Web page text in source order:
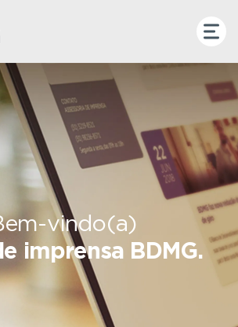
vindo(a)
imprensa BDMG.